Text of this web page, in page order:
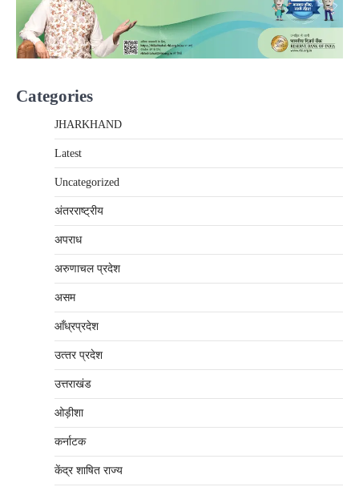
Categories
JHARKHAND
Latest
Uncategorized
अंतरराष्‍ट्रीय
अपराध
अरुणाचल प्रदेश
असम
आँध्रप्रदेश
उत्‍तर प्रदेश
उत्तराखंड
ओड़ीशा
कर्नाटक
केंद्र शाषित राज्य